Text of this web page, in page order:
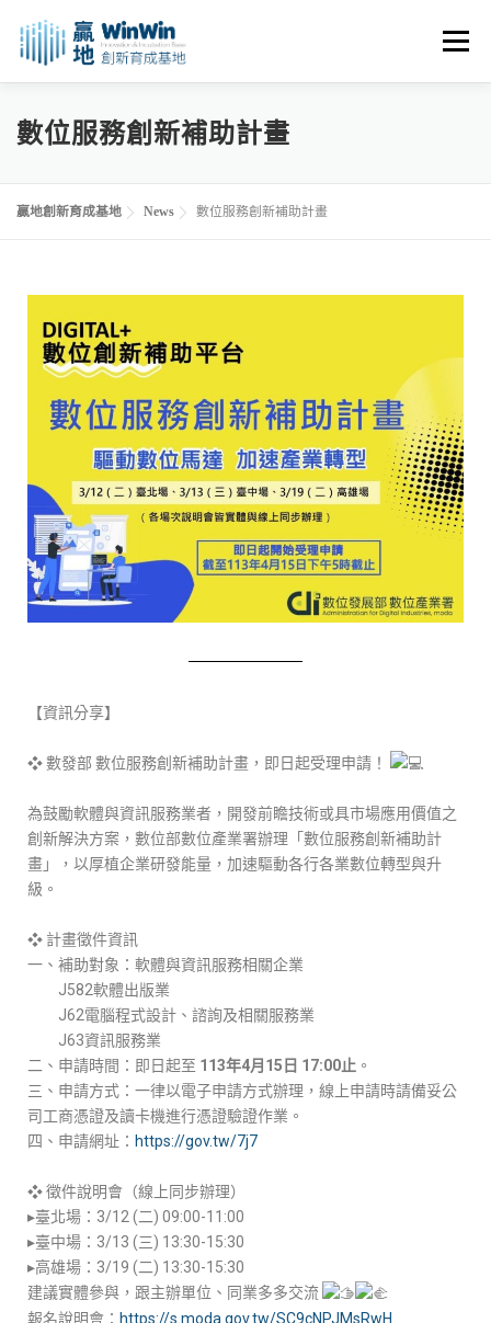
選單
關於我們 最新消息 創業資源
進駐申請 活動花絮 空間租用
數位服務創新補助計畫
贏地創新育成基地 News 數位服務創新補助計畫
【資訊分享】
❖ 數發部 數位服務創新補助計畫，即日起受理申請！
為鼓勵軟體與資訊服務業者，開發前瞻技術或具市場應用價值之
創新解決方案，數位部數位產業署辦理「數位服務創新補助計
畫」，以厚植企業研發能量，加速驅動各行各業數位轉型與升
級。
❖ 計畫徵件資訊
一、補助對象：軟體與資訊服務相關企業
J582軟體出版業
J62電腦程式設計、諮詢及相關服務業
J63資訊服務業
二、申請時間：即日起至 113年4月15日 17:00止 。
三、申請方式：一律以電子申請方式辦理，線上申請時請備妥公
司工商憑證及讀卡機進行憑證驗證作業。
四、申請網址： https://gov.tw/7j7
❖ 徵件說明會（線上同步辦理）
▸臺北場：3/12 (二) 09:00-11:00
▸臺中場：3/13 (三) 13:30-15:30
▸高雄場：3/19 (二) 13:30-15:30
建議實體參與，跟主辦單位、同業多多交流
報名說明會： https://s.moda.gov.tw/SC9cNPJMsRwH